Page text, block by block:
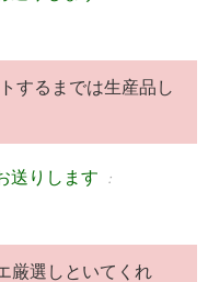
するまでは生産品し
送りします ：
厳選しといてくれ